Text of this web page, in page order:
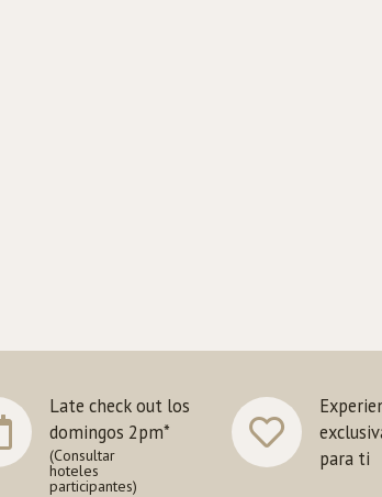
Late check out los
domingos 2pm*
(Consultar
hoteles
participantes)
para ti